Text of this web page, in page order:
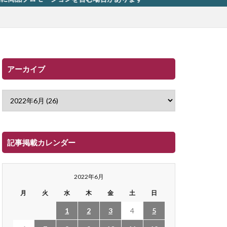
アーカイブ
記事掲載カレンダー
2022年6月
月 火 水 木 金 土 日
1 2 3 4 5